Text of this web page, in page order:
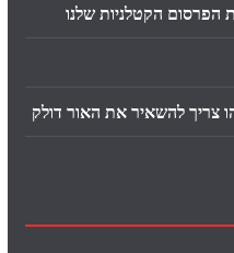
הפרסום הקטלניות שלנו
צריך להשאיר את האור דולק